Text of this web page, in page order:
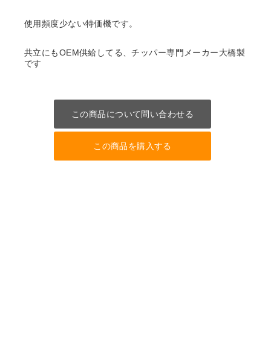
使用頻度少ない特価機です。
共立にもOEM供給してる、チッパー専門メーカー大橋製
です
この商品について問い合わせる
この商品を購入する